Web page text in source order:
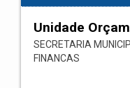
Unidade
SECRETARIA
FINANCAS